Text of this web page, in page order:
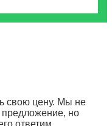
свою цену. Мы не
но
ответим.